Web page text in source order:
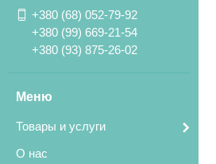
+380 (68) 052-79-92
+380 (99) 669-21-54
+380 (93) 875-26-02
Товары и услуги
О нас